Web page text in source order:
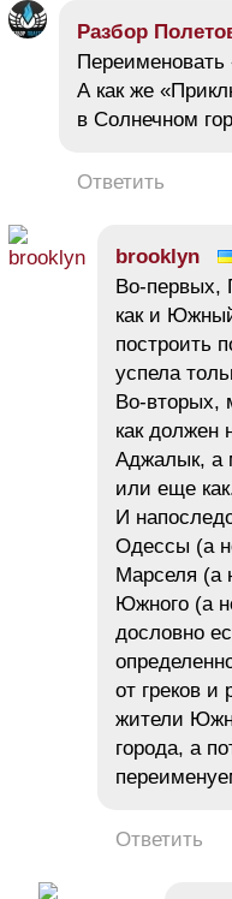
Разбор
А как же
в Солнечном
Ответить
brooklyn
Во-первых,
как и
построить
успела
Во-вторых,
как должен
Аджалык, а
или еще
И
Одессы (а
Марселя (а
Южного (а
дословно
от греков и
жители
города, а
Ответить